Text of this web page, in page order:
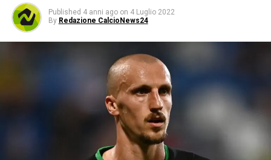
Published 4 anni ago on 4 Luglio 2022
By Redazione CalcioNews24